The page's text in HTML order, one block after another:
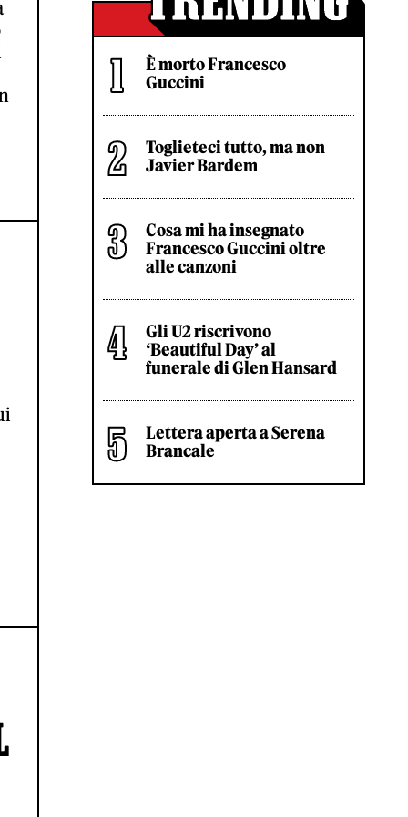
È morto Francesco
Guccini
Toglieteci tutto, ma non
Javier Bardem
Cosa mi ha insegnato
Francesco Guccini oltre
alle canzoni
Gli U2 riscrivono
‘Beautiful Day’ al
funerale di Glen Hansard
Lettera aperta a Serena
Brancale